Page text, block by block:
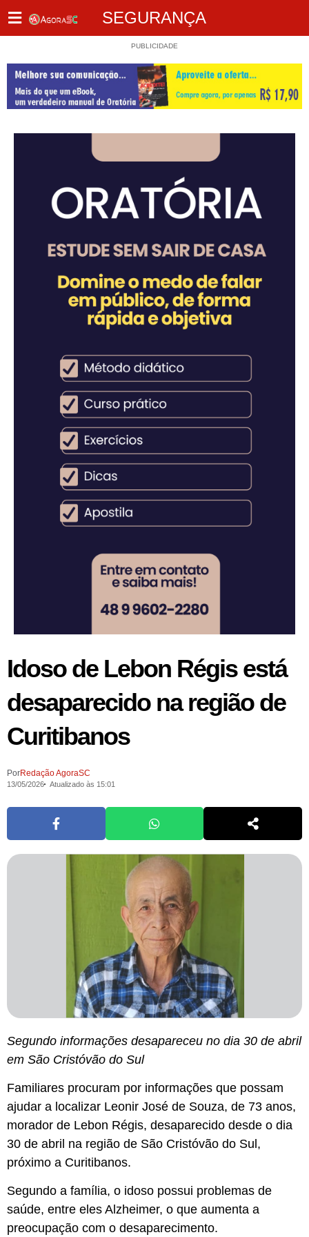
SEGURANÇA
PUBLICIDADE
Idoso de Lebon Régis está
desaparecido na região de
Curitibanos
PorRedação AgoraSC
13/05/2026 Atualizado às 15:01
Segundo informações desapareceu no dia 30 de abril
em São Cristóvão do Sul
Familiares procuram por informações que possam
ajudar a localizar Leonir José de Souza, de 73 anos,
morador de Lebon Régis, desaparecido desde o dia
30 de abril na região de São Cristóvão do Sul,
próximo a Curitibanos.
Segundo a família, o idoso possui problemas de
saúde, entre eles Alzheimer, o que aumenta a
preocupação com o desaparecimento.